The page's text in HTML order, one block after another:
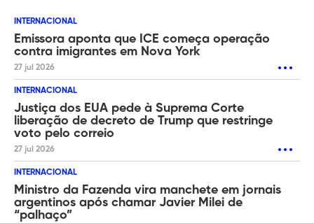
INTERNACIONAL
Emissora aponta que ICE começa operação
contra imigrantes em Nova York
27 jul 2026
INTERNACIONAL
Justiça dos EUA pede à Suprema Corte
liberação de decreto de Trump que restringe
voto pelo correio
27 jul 2026
INTERNACIONAL
Ministro da Fazenda vira manchete em jornais
argentinos após chamar Javier Milei de
“palhaço”